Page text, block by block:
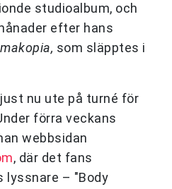
studioalbum, och
efter hans
som släpptes i
nu ute på turné för
förra veckans
webbsidan
, där det fans
lyssnare – "Body